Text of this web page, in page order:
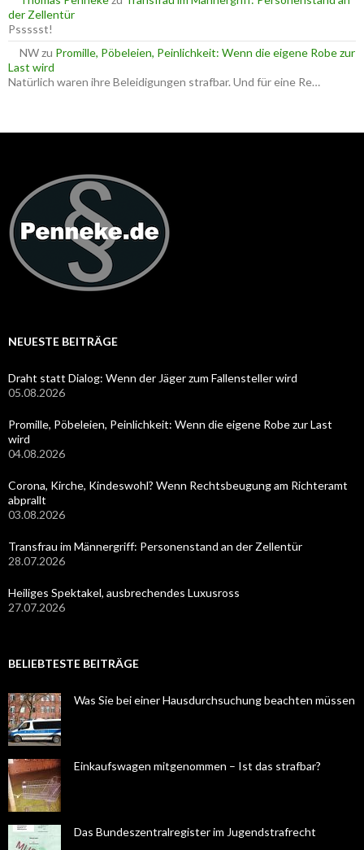
der Zellentür
Pssssst!
NWzu Promille, Pöbeleien, Peinlichkeit: Wenn die eigene Robe zur
Last wird
Natürlich waren ihre Beleidigungen strafbar. Und für eine Re…
NEUESTE BEITRÄGE
Draht statt Dialog: Wenn der Jäger zum Fallensteller wird
05.08.2026
Promille, Pöbeleien, Peinlichkeit: Wenn die eigene Robe zur Last
wird
04.08.2026
Corona, Kirche, Kindeswohl? Wenn Rechtsbeugung am Richteramt
abprallt
03.08.2026
Transfrau im Männergriff: Personenstand an der Zellentür
28.07.2026
Heiliges Spektakel, ausbrechendes Luxusross
27.07.2026
BELIEBTESTE BEITRÄGE
Was Sie bei einer Hausdurchsuchung beachten müssen
Einkaufswagen mitgenommen – Ist das strafbar?
Das Bundeszentralregister im Jugendstrafrecht